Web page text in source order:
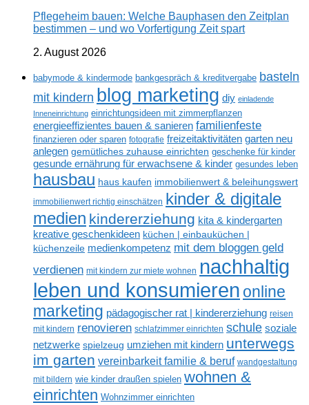
Pflegeheim bauen: Welche Bauphasen den Zeitplan
bestimmen – und wo Vorfertigung Zeit spart
2. August 2026
babymode & kindermode bankgespräch & kreditvergabe basteln
mit kindern blog marketing diy einladende
Inneneinrichtung einrichtungsideen mit zimmerpflanzen
energieeffizientes bauen & sanieren familienfeste
finanzieren oder sparen fotografie freizeitaktivitäten garten neu
anlegen gemütliches zuhause einrichten geschenke für kinder
gesunde ernährung für erwachsene & kinder gesundes leben
hausbau haus kaufen immobilienwert & beleihungswert
immobilienwert richtig einschätzen kinder & digitale
medien kindererziehung kita & kindergarten
kreative geschenkideen küchen | einbauküchen |
küchenzeile medienkompetenz mit dem bloggen geld
verdienen mit kindern zur miete wohnen nachhaltig
leben und konsumieren online
marketing pädagogischer rat | kindererziehung reisen
mit kindern renovieren schlafzimmer einrichten schule soziale
netzwerke spielzeug umziehen mit kindern unterwegs
im garten vereinbarkeit familie & beruf wandgestaltung
mit bildern wie kinder draußen spielen wohnen &
einrichten Wohnzimmer einrichten